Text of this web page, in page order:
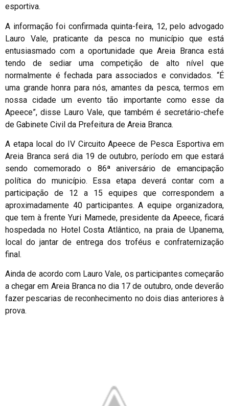
esportiva.
A informação foi confirmada quinta-feira, 12, pelo advogado
Lauro Vale, praticante da pesca no município que está
entusiasmado com a oportunidade que Areia Branca está
tendo de sediar uma competição de alto nível que
normalmente é fechada para associados e convidados. “É
uma grande honra para nós, amantes da pesca, termos em
nossa cidade um evento tão importante como esse da
Apeece”, disse Lauro Vale, que também é secretário-chefe
de Gabinete Civil da Prefeitura de Areia Branca.
A etapa local do IV Circuito Apeece de Pesca Esportiva em
Areia Branca será dia 19 de outubro, período em que estará
sendo comemorado o 86ª aniversário de emancipação
política do município. Essa etapa deverá contar com a
participação de 12 a 15 equipes que correspondem a
aproximadamente 40 participantes. A equipe organizadora,
que tem à frente Yuri Mamede, presidente da Apeece, ficará
hospedada no Hotel Costa Atlântico, na praia de Upanema,
local do jantar de entrega dos troféus e confraternização
final.
Ainda de acordo com Lauro Vale, os participantes começarão
a chegar em Areia Branca no dia 17 de outubro, onde deverão
fazer pescarias de reconhecimento no dois dias anteriores à
prova.